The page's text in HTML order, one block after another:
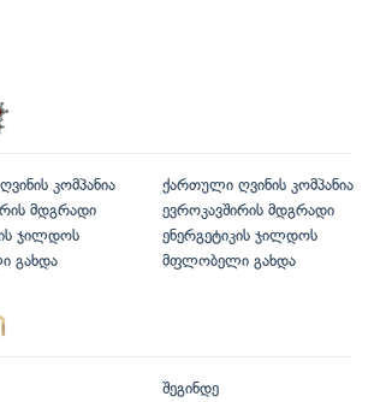
კომპანია
მდგრადი
ჯილდოს
გახდა
ქართული ღვინის კომპანია
ევროკავშირის მდგრადი
ენერგეტიკის ჯილდოს
მფლობელი გახდა
შეგინდე